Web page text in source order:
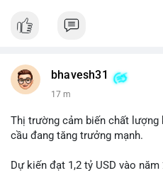
bhavesh31
17 m
Thị trường cảm biến chất
cầu đang tăng trưởng mạnh.
Dự kiến đạt 1,2 tỷ USD vào